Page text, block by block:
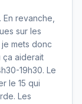
revanche,
sur les
mets donc
aiderait
19h30. Le
le 15 qui
Les